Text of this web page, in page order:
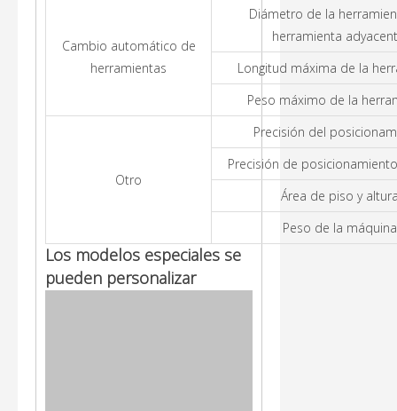
Cambio automático de
herramientas
Diámetro de la
herramienta
Longitud máxima de la
Peso máximo de la
Otro
Precisión del
Precisión de
Área de piso y
Peso de la máquina
Los modelos especiales se
pueden personalizar